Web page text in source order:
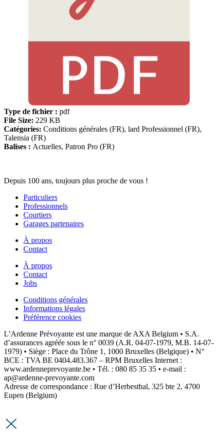
Type de fichier : pdf
File Size: 229 KB
Catégories: Conditions générales (FR), lard Professionnel (FR),
Talensia (FR)
Balises : Actuelles, Patron Pro (FR)
Depuis 100 ans, toujours plus proche de vous !
Particuliers
Professionnels
Courtiers
Garages partenaires
À propos
Contact
À propos
Contact
Jobs
Conditions générales
Informations légales
Préférence cookies
L’Ardenne Prévoyante est une marque de AXA Belgium • S.A.
d’assurances agréée sous le n° 0039 (A.R. 04-07-1979, M.B. 14-07-
1979) • Siège : Place du Trône 1, 1000 Bruxelles (Belgique) • N°
BCE : TVA BE 0404.483.367 – RPM Bruxelles Internet :
www.ardenneprevoyante.be • Tél. : 080 85 35 35 • e-mail :
ap@ardenne-prevoyante.com
Adresse de correspondance : Rue d’Herbesthal, 325 bte 2, 4700
Eupen (Belgium)